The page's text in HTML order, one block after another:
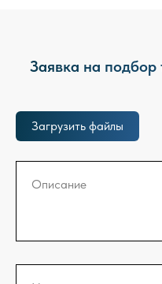
Заявка на подбор
Загрузить файлы
Описание